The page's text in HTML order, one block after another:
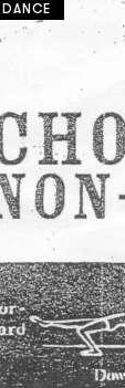
DANCE